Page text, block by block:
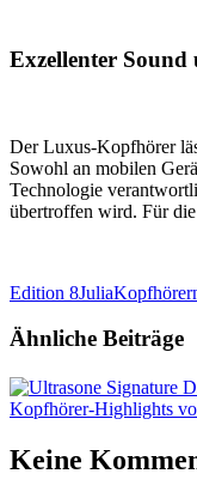
Exzellenter Sound
Der Luxus-Kopfhörer
Sowohl an mobilen
Technologie
übertroffen wird. Für
Edition 8JuliaKopfhörer
Ähnliche Beiträge
Kopfhörer-Highlights
Keine